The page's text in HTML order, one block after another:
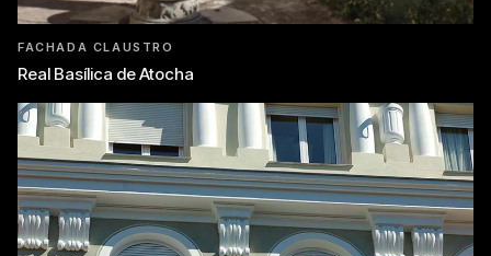
FACHADA CLAUSTRO
Real Basílica de Atocha